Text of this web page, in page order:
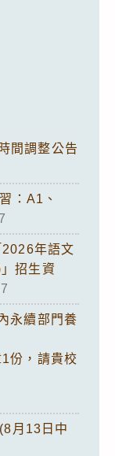
間調整公告
：A1、
年語文
招生資
永續部門養
份，請貴校
月13日中